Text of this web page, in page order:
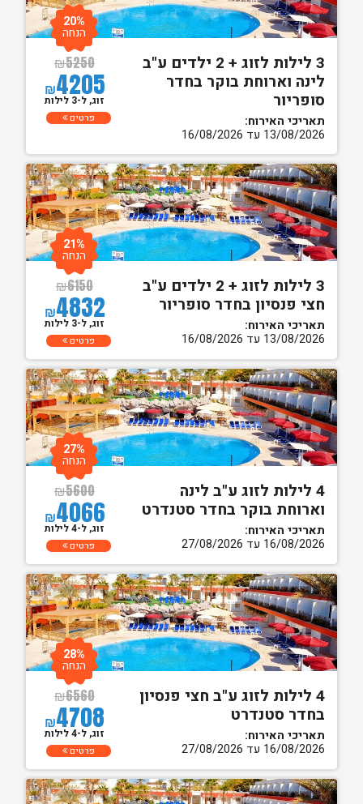
3 לילות לזוג + 2 ילדים ע"ב
לינה וארוחת בוקר בחדר
סופריור
תאריכי האירוח:
13/08/2026 עד 16/08/2026
₪5250
₪4205
20%
הנחה
זוג, ל-3 לילות
פרטים
3 לילות לזוג + 2 ילדים ע"ב
חצי פנסיון בחדר סופריור
תאריכי האירוח:
13/08/2026 עד 16/08/2026
₪6150
₪4832
21%
הנחה
זוג, ל-3 לילות
פרטים
4 לילות לזוג ע"ב לינה
וארוחת בוקר בחדר סטנדרט
תאריכי האירוח:
16/08/2026 עד 27/08/2026
₪5600
₪4066
27%
הנחה
זוג, ל-4 לילות
פרטים
4 לילות לזוג ע"ב חצי פנסיון
בחדר סטנדרט
תאריכי האירוח:
16/08/2026 עד 27/08/2026
₪6560
₪4708
28%
הנחה
זוג, ל-4 לילות
פרטים